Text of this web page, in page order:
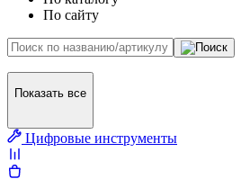
По сайту
Показать все
Цифровые инструменты